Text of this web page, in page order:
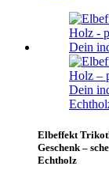
Elbeffekt
Geschenk –
Echtholz